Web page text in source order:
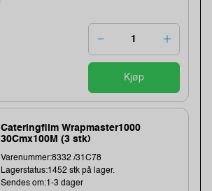
Kjøp
Cateringfilm Wrapmaster1000
30Cmx100M (3 stk)
Varenummer:8332 /31C78
Lagerstatus:1452 stk på lager.
Sendes om:1-3 dager